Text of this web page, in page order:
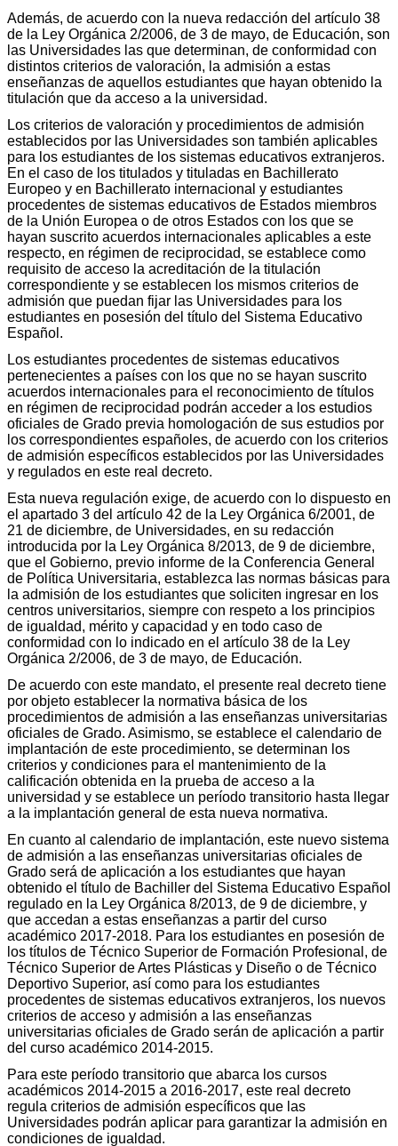
Además, de acuerdo con la nueva redacción del artículo 38
de la Ley Orgánica 2/2006, de 3 de mayo, de Educación, son
las Universidades las que determinan, de conformidad con
distintos criterios de valoración, la admisión a estas
enseñanzas de aquellos estudiantes que hayan obtenido la
titulación que da acceso a la universidad.
Los criterios de valoración y procedimientos de admisión
establecidos por las Universidades son también aplicables
para los estudiantes de los sistemas educativos extranjeros.
En el caso de los titulados y tituladas en Bachillerato
Europeo y en Bachillerato internacional y estudiantes
procedentes de sistemas educativos de Estados miembros
de la Unión Europea o de otros Estados con los que se
hayan suscrito acuerdos internacionales aplicables a este
respecto, en régimen de reciprocidad, se establece como
requisito de acceso la acreditación de la titulación
correspondiente y se establecen los mismos criterios de
admisión que puedan fijar las Universidades para los
estudiantes en posesión del título del Sistema Educativo
Español.
Los estudiantes procedentes de sistemas educativos
pertenecientes a países con los que no se hayan suscrito
acuerdos internacionales para el reconocimiento de títulos
en régimen de reciprocidad podrán acceder a los estudios
oficiales de Grado previa homologación de sus estudios por
los correspondientes españoles, de acuerdo con los criterios
de admisión específicos establecidos por las Universidades
y regulados en este real decreto.
Esta nueva regulación exige, de acuerdo con lo dispuesto en
el apartado 3 del artículo 42 de la Ley Orgánica 6/2001, de
21 de diciembre, de Universidades, en su redacción
introducida por la Ley Orgánica 8/2013, de 9 de diciembre,
que el Gobierno, previo informe de la Conferencia General
de Política Universitaria, establezca las normas básicas para
la admisión de los estudiantes que soliciten ingresar en los
centros universitarios, siempre con respeto a los principios
de igualdad, mérito y capacidad y en todo caso de
conformidad con lo indicado en el artículo 38 de la Ley
Orgánica 2/2006, de 3 de mayo, de Educación.
De acuerdo con este mandato, el presente real decreto tiene
por objeto establecer la normativa básica de los
procedimientos de admisión a las enseñanzas universitarias
oficiales de Grado. Asimismo, se establece el calendario de
implantación de este procedimiento, se determinan los
criterios y condiciones para el mantenimiento de la
calificación obtenida en la prueba de acceso a la
universidad y se establece un período transitorio hasta llegar
a la implantación general de esta nueva normativa.
En cuanto al calendario de implantación, este nuevo sistema
de admisión a las enseñanzas universitarias oficiales de
Grado será de aplicación a los estudiantes que hayan
obtenido el título de Bachiller del Sistema Educativo Español
regulado en la Ley Orgánica 8/2013, de 9 de diciembre, y
que accedan a estas enseñanzas a partir del curso
académico 2017-2018. Para los estudiantes en posesión de
los títulos de Técnico Superior de Formación Profesional, de
Técnico Superior de Artes Plásticas y Diseño o de Técnico
Deportivo Superior, así como para los estudiantes
procedentes de sistemas educativos extranjeros, los nuevos
criterios de acceso y admisión a las enseñanzas
universitarias oficiales de Grado serán de aplicación a partir
del curso académico 2014-2015.
Para este período transitorio que abarca los cursos
académicos 2014-2015 a 2016-2017, este real decreto
regula criterios de admisión específicos que las
Universidades podrán aplicar para garantizar la admisión en
condiciones de igualdad.